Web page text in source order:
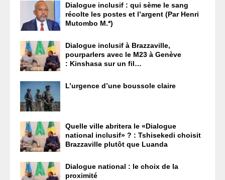
Dialogue inclusif : qui sème le sang
récolte les postes et l’argent (Par Henri
Mutombo M.*)
Dialogue inclusif à Brazzaville,
pourparlers avec le M23 à Genève
: Kinshasa sur un fil…
L’urgence d’une boussole claire
Quelle ville abritera le «Dialogue
national inclusif» ? : Tshisekedi choisit
Brazzaville plutôt que Luanda
Dialogue national : le choix de la
proximité